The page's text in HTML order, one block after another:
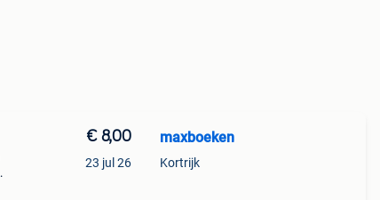
€ 8,00
23 jul 26
maxboeken
Kortrijk